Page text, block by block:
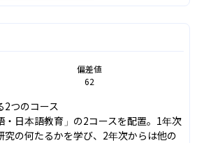
偏差値
62
つのコース
・日本語教育」の2コースを配置。1年次
究の何たるかを学び、2年次からは他の